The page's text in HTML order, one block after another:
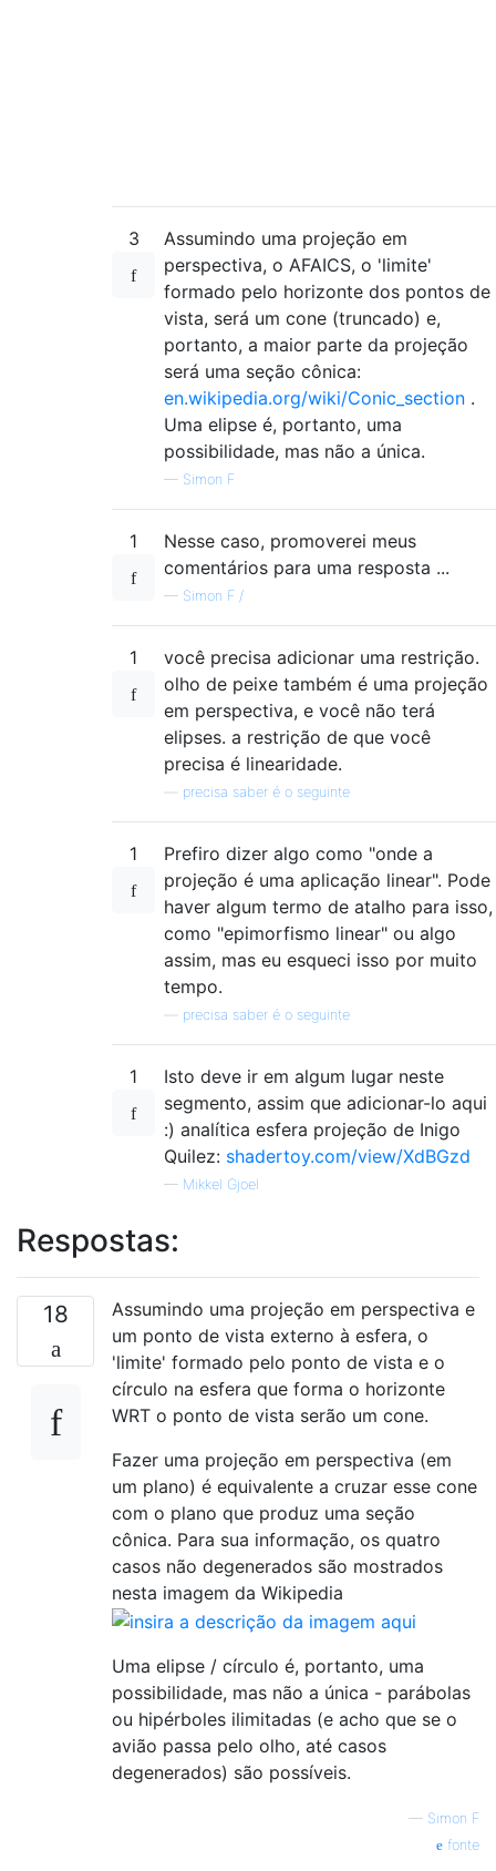
3
Assumindo uma projeção em
perspectiva, o AFAICS, o 'limite'
formado pelo horizonte dos pontos de
vista, será um cone (truncado) e,
portanto, a maior parte da projeção
será uma seção cônica:
en.wikipedia.org/wiki/Conic_section .
Uma elipse é, portanto, uma
possibilidade, mas não a única.
— Simon F
1
Nesse caso, promoverei meus
comentários para uma resposta ...
— Simon F /
1
você precisa adicionar uma restrição.
olho de peixe também é uma projeção
em perspectiva, e você não terá
elipses. a restrição de que você
precisa é linearidade.
precisa saber é o seguinte
1
Prefiro dizer algo como "onde a
projeção é uma aplicação linear". Pode
haver algum termo de atalho para isso,
como "epimorfismo linear" ou algo
assim, mas eu esqueci isso por muito
tempo.
precisa saber é o seguinte
1
Isto deve ir em algum lugar neste
segmento, assim que adicionar-lo aqui
:) analítica esfera projeção de Inigo
Quilez: shadertoy.com/view/XdBGzd
— Mikkel Gjoel
Respostas:
18
Assumindo uma projeção em perspectiva e
um ponto de vista externo à esfera, o
'limite' formado pelo ponto de vista e o
círculo na esfera que forma o horizonte
WRT o ponto de vista serão um cone.
Fazer uma projeção em perspectiva (em
um plano) é equivalente a cruzar esse cone
com o plano que produz uma seção
cônica. Para sua informação, os quatro
casos não degenerados são mostrados
nesta imagem da Wikipedia
Uma elipse / círculo é, portanto, uma
possibilidade, mas não a única - parábolas
ou hipérboles ilimitadas (e acho que se o
avião passa pelo olho, até casos
degenerados) são possíveis.
— Simon F
fonte